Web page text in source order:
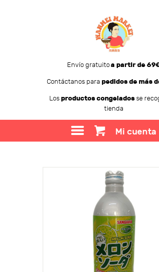
Envío gratuitoa partir de
Contáctanos parapedidos de más
Losproductos congeladosse
tienda
Mi cuenta
WANMEI MARKET
SOBRE WANMEI